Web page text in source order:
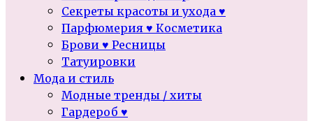
Секреты красоты и ухода ♥
Парфюмерия ♥ Косметика
Брови ♥ Ресницы
Татуировки
Мода и стиль
Модные тренды / хиты
Гардероб ♥